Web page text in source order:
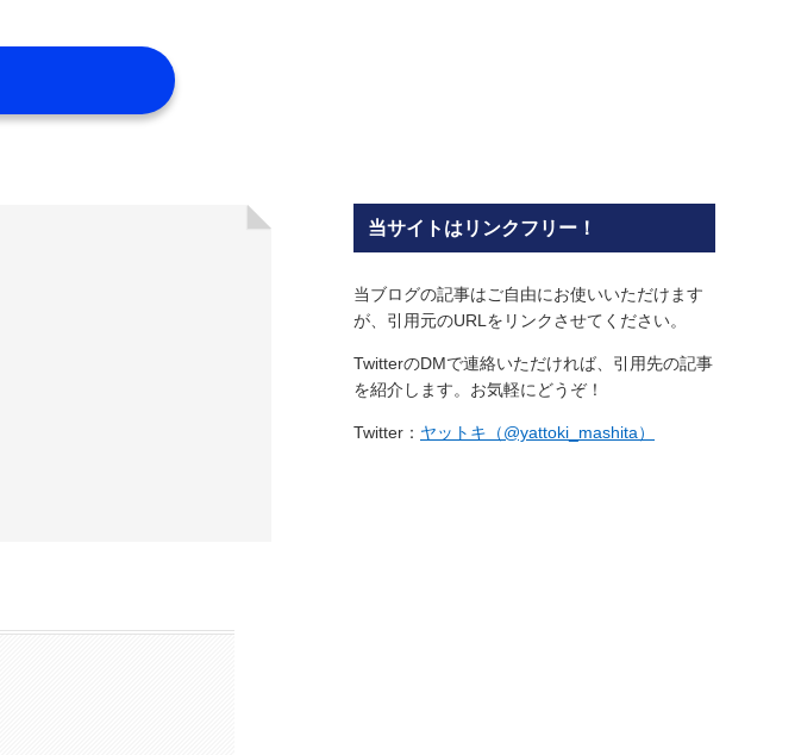
当サイトはリンクフリー！
当ブログの記事はご自由にお使いいただけます
が、引用元のURLをリンクさせてください。
TwitterのDMで連絡いただければ、引用先の記事
を紹介します。お気軽にどうぞ！
Twitter： ヤットキ（@yattoki_mashita）